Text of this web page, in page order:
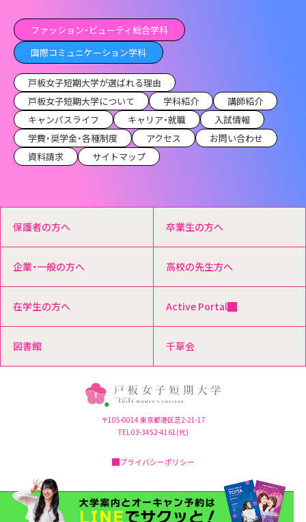
ファッション・ビューティ総合学科
国際コミュニケーション学科
戸板女子短期大学が選ばれる理由
戸板女子短期大学について
学科紹介
講師紹介
キャンパスライフ
キャリア・就職
入試情報
学費・奨学金・各種制度
アクセス
お問い合わせ
資料請求
サイトマップ
保護者の方へ 卒業生の方へ
企業・一般の方へ 高校の先生方へ
在学生の方へ Active Portal
図書館 千草会
〒105-0014 東京都港区芝2-21-17
TEL 03-3452-4161(代)
プライバシーポリシー
Copyright© Toita Women's College, All Rights Reserved.